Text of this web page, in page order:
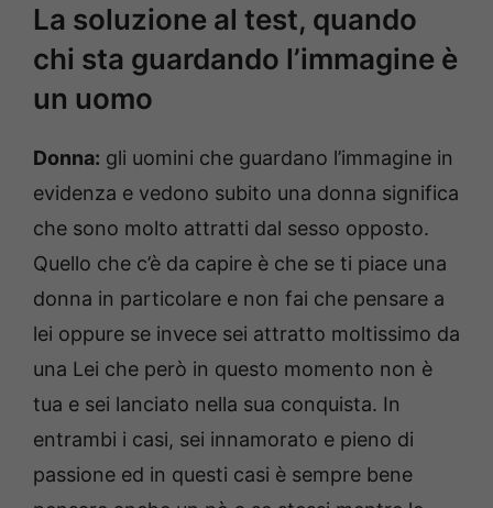
La soluzione al test, quando
chi sta guardando l’immagine è
un uomo
Donna: gli uomini che guardano l’immagine in
evidenza e vedono subito una donna significa
che sono molto attratti dal sesso opposto.
Quello che c’è da capire è che se ti piace una
donna in particolare e non fai che pensare a
lei oppure se invece sei attratto moltissimo da
una Lei che però in questo momento non è
tua e sei lanciato nella sua conquista. In
entrambi i casi, sei innamorato e pieno di
passione ed in questi casi è sempre bene